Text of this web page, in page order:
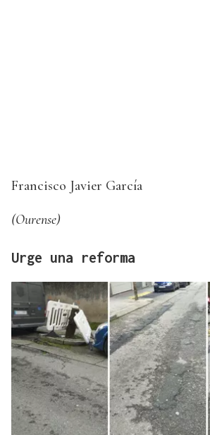
Francisco Javier García
(Ourense)
Urge una reforma